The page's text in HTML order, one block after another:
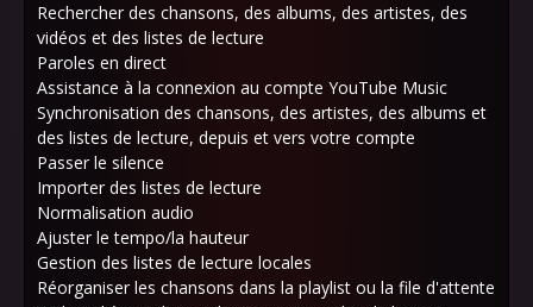
Rechercher des chansons, des albums, des artistes, des
vidéos et des listes de lecture
Paroles en direct
Assistance à la connexion au compte YouTube Music
Synchronisation des chansons, des artistes, des albums et
des listes de lecture, depuis et vers votre compte
Passer le silence
Importer des listes de lecture
Normalisation audio
Ajuster le tempo/la hauteur
Gestion des listes de lecture locales
Réorganiser les chansons dans la playlist ou la file d'attente